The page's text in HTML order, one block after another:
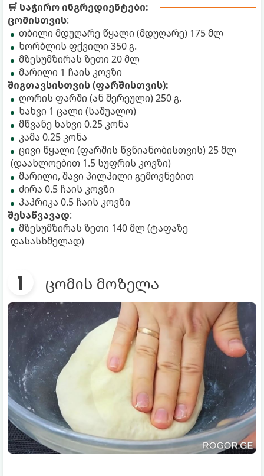
🛒 საჭირო ინგრედიენტები:
ცომისთვის:
თბილი მდუღარე წყალი (მდუღარე) 175 მლ
ხორბლის ფქვილი 350 გ.
მზესუმზირას ზეთი 20 მლ
მარილი 1 ჩაის კოვზი
შიგთავსისთვის (ფარშისთვის):
ღორის ფარში (ან შერეული) 250 გ.
ხახვი 1 ცალი (საშუალო)
მწვანე ხახვი 0.25 კონა
კამა 0.25 კონა
ცივი წყალი (ფარშის წვნიანობისთვის) 25 მლ
(დაახლოებით 1.5 სუფრის კოვზი)
მარილი, შავი პილპილი გემოვნებით
ძირა 0.5 ჩაის კოვზი
პაპრიკა 0.5 ჩაის კოვზი
შესაწვავად:
მზესუმზირას ზეთი 140 მლ (ტაფაზე
დასასხმელად)
ცომის მოზელა